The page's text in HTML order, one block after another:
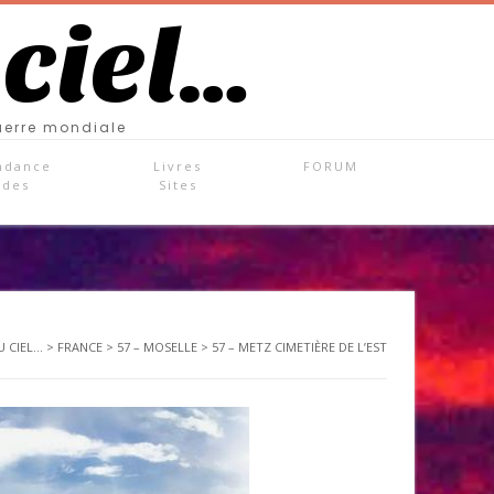
mondiale
Livres
Sites
FORUM
CIEL... > FRANCE > 57 – MOSELLE > 57 – METZ CIMETIÈRE DE L’EST